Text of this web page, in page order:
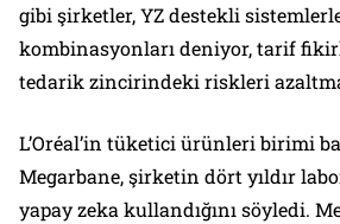
gibi şirketler, YZ destekli
kombinasyonları deniyor, tarif
tedarik zincirindeki riskleri
L’Oréal’in tüketici ürünleri birimi
Megarbane, şirketin dört yıldır
yapay zeka kullandığını söyledi.